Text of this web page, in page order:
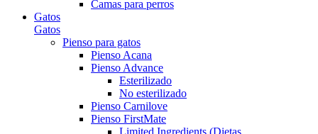
Camas para perros
Gatos
Gatos
Pienso para gatos
Pienso Acana
Pienso Advance
Esterilizado
No esterilizado
Pienso Carnilove
Pienso FirstMate
Limited Ingredients (Dietas